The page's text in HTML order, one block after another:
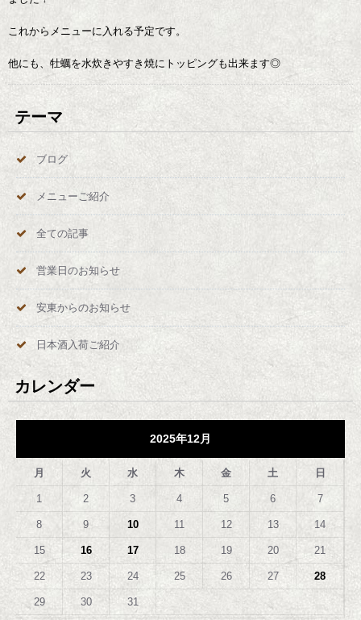
これからメニューに入れる予定です。
他にも、牡蠣を水炊きやすき焼にトッピングも出来ます◎
テーマ
ブログ
メニューご紹介
全ての記事
営業日のお知らせ
安東からのお知らせ
日本酒入荷ご紹介
カレンダー
2025年12月
月 火 水 木 金 土 日
1 2 3 4 5 6 7
8 9 10 11 12 13 14
15 16 17 18 19 20 21
22 23 24 25 26 27 28
29 30 31